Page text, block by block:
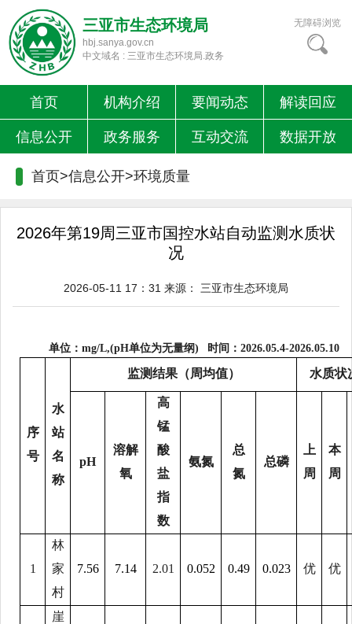
三亚市生态环境局
hbj.sanya.gov.cn
中文域名 : 三亚市生态环境局.政务
无障碍浏览
首页 机构介绍 要闻动态 解读回应
信息公开 政务服务 互动交流 数据开放
首页>信息公开>环境质量
2026年第19周三亚市国控水站自动监测水质状
况
2026-05-11 17：31 来源： 三亚市生态环境局
单位： mg/L,(pH单位为无量纲) 时间：2026.05.4-2026.05.10
序
号
水
站
名
称
监测结果（周均值） 水质状
pH
溶解
氧
高
锰
酸
盐
指
数
氨氮
总
氮
总磷
上
周
本
周
1
林
家
村
7.56 7.14 2.01 0.052 0.49 0.023 优 优
崖